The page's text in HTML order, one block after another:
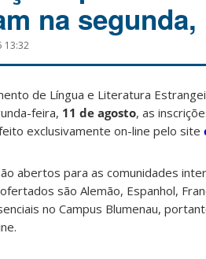
na
13:32
de Língua e Literatura
feira, 11 de agosto, as
exclusivamente on-line pelo site
abertos para as comunidades
são Alemão, Espanhol,
no Campus Blumenau,